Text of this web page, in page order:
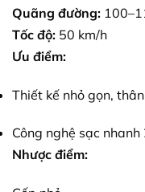
Quãng đường:
Tốc độ: 50 km/h
Ưu điểm:
Thiết kế nhỏ gọn,
Công nghệ sạc nhanh
Nhược điểm: